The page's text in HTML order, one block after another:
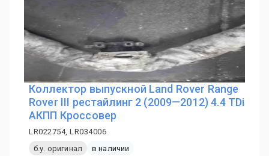
Коллектор выпускной Land Rover Range
Rover III рестайлинг 2 (2009—2012) 4.4 TDi
АКПП Кроссовер
LR022754, LR034006
б.у. оригинал
в наличии